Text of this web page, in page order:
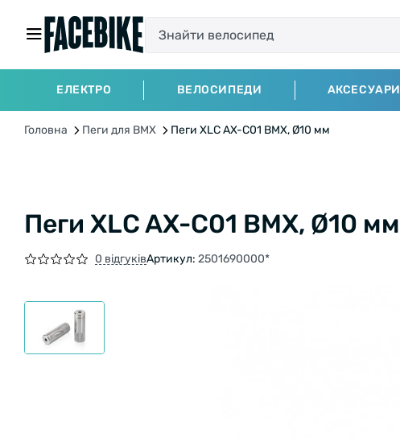
ЕЛЕКТРО ВЕЛОСИПЕДИ АКСЕСУАРИ
Головна Пеги для BMX Пеги XLC AX-C01 ВМХ, Ø10 мм
Пеги XLC AX-C01 ВМХ, Ø10 мм
0 відгуківАртикул: 2501690000*